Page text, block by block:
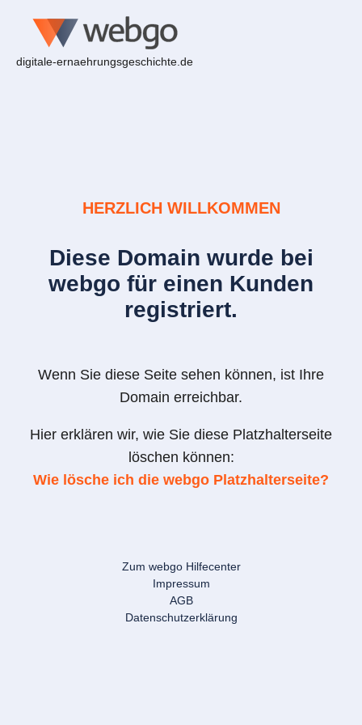
digitale-ernaehrungsgeschichte.de
HERZLICH WILLKOMMEN
Diese Domain wurde bei
webgo für einen Kunden
registriert.
Wenn Sie diese Seite sehen können, ist Ihre
Domain erreichbar.
Hier erklären wir, wie Sie diese Platzhalterseite
löschen können:
Wie lösche ich die webgo Platzhalterseite?
Zum webgo Hilfecenter
Impressum
AGB
Datenschutzerklärung